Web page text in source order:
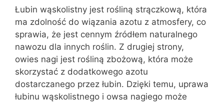
Łubin wąskolistny jest rośliną strączkową, która
ma zdolność do wiązania azotu z atmosfery, co
sprawia, że jest cennym źródłem naturalnego
nawozu dla innych roślin. Z drugiej strony,
owies nagi jest rośliną zbożową, która może
skorzystać z dodatkowego azotu
dostarczanego przez łubin. Dzięki temu, uprawa
łubinu wąskolistnego i owsa nagiego może